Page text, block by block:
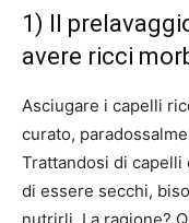
1) Il
avere ricci
Asciugare i capelli
curato,
Trattandosi di capelli
di essere secchi,